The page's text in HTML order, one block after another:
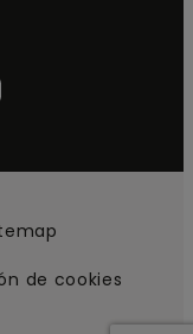
de cookies